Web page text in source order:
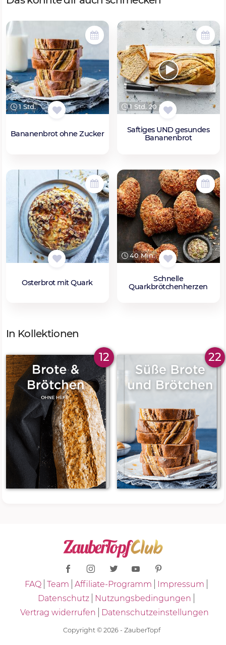
1 Std.
Bananenbrot ohne Zucker
1 Std. 20 Min.
Saftiges UND gesundes
Bananenbrot
Osterbrot mit Quark
40 Min.
Schnelle
Quarkbrötchenherzen
In Kollektionen
12 22
FAQ Team Affiliate-Programm
Impressum
Datenschutz
Nutzungsbedingungen
Vertrag widerrufen
Datenschutzeinstellungen
Copyright © 2026 - ZauberTopf